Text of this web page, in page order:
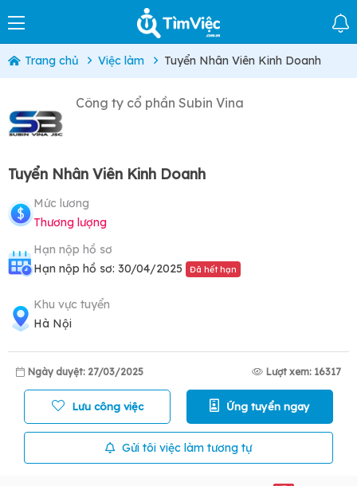
Trang chủ Việc làm Tuyển Nhân Viên Kinh Doanh
Công ty cổ phần Subin Vina
Tuyển Nhân Viên Kinh Doanh
Mức lương
Thương lượng
Hạn nộp hồ sơ
Hạn nộp hồ sơ: 30/04/2025
Đã hết hạn
Khu vực tuyển
Hà Nội
Ngày duyệt: 27/03/2025 Lượt xem: 16317
Lưu công việc Ứng tuyển ngay
Gửi tôi việc làm tương tự